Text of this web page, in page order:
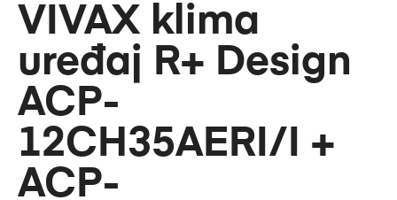
VIVAX klima
uređaj R+ Design
ACP-
12CH35AERI/I +
ACP-